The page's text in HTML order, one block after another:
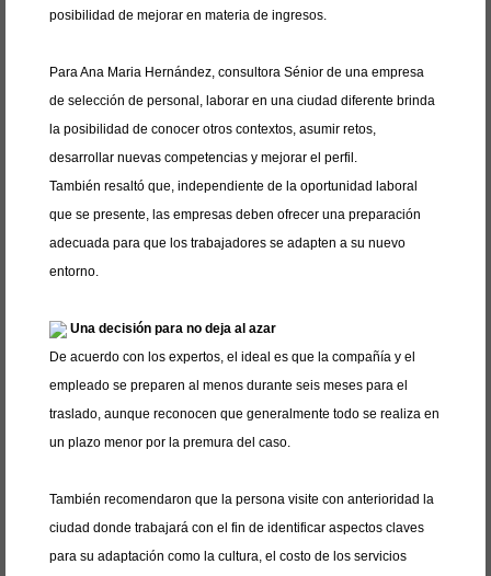
posibilidad de mejorar en materia de ingresos.
Para Ana Maria Hernández, consultora Sénior de una empresa
de selección de personal, laborar en una ciudad diferente brinda
la posibilidad de conocer otros contextos, asumir retos,
desarrollar nuevas competencias y mejorar el perfil.
También resaltó que, independiente de la oportunidad laboral
que se presente, las empresas deben ofrecer una preparación
adecuada para que los trabajadores se adapten a su nuevo
entorno.
Una decisión para no deja al azar
De acuerdo con los expertos, el ideal es que la compañía y el
empleado se preparen al menos durante seis meses para el
traslado, aunque reconocen que generalmente todo se realiza en
un plazo menor por la premura del caso.
También recomendaron que la persona visite con anterioridad la
ciudad donde trabajará con el fin de identificar aspectos claves
para su adaptación como la cultura, el costo de los servicios